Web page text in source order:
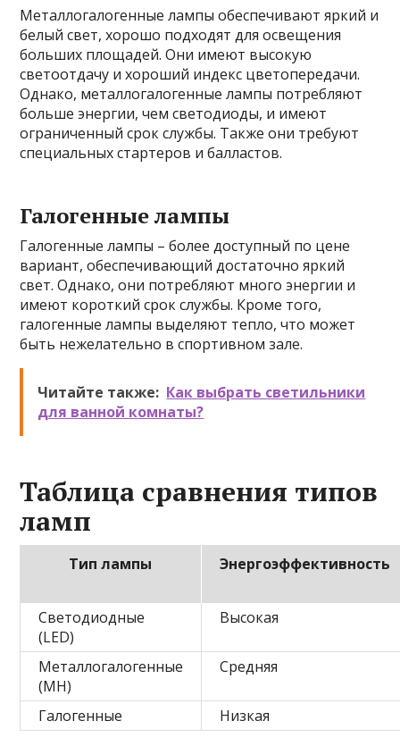
Металлогалогенные лампы обеспечивают яркий и
белый свет, хорошо подходят для освещения
больших площадей. Они имеют высокую
светоотдачу и хороший индекс цветопередачи.
Однако, металлогалогенные лампы потребляют
больше энергии, чем светодиоды, и имеют
ограниченный срок службы. Также они требуют
специальных стартеров и балластов.
Галогенные лампы
Галогенные лампы – более доступный по цене
вариант, обеспечивающий достаточно яркий
свет. Однако, они потребляют много энергии и
имеют короткий срок службы. Кроме того,
галогенные лампы выделяют тепло, что может
быть нежелательно в спортивном зале.
Читайте также: Как выбрать светильники
для ванной комнаты?
Таблица сравнения типов
ламп
Тип лампы Энергоэффективность
Светодиодные
(LED)
Высокая
Металлогалогенные
(MH)
Средняя
Галогенные Низкая